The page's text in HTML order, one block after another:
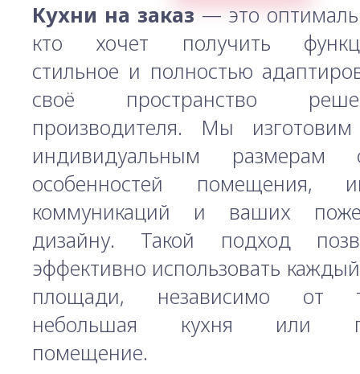
Кухни на заказ— это
кто хочет получить
стильное и полностью
своё пространство
производителя. Мы
индивидуальным
особенностей помещения,
коммуникаций и ваших
дизайну. Такой подход
эффективно использовать
площади, независимо от
небольшая кухня или
помещение.